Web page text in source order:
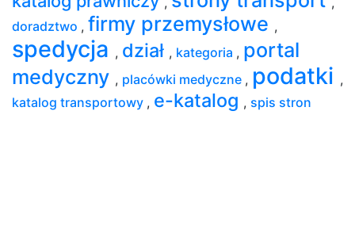
doradztwo , firmy przemysłowe ,
spedycja , dział , kategoria , portal
medyczny , placówki medyczne , podatki ,
katalog transportowy , e-katalog , spis stron